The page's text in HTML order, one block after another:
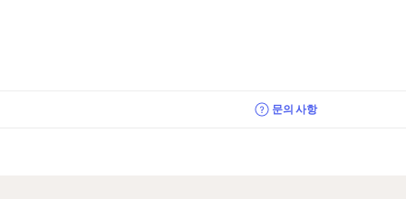
문의 사항